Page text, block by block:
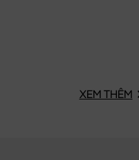
XEM THÊM